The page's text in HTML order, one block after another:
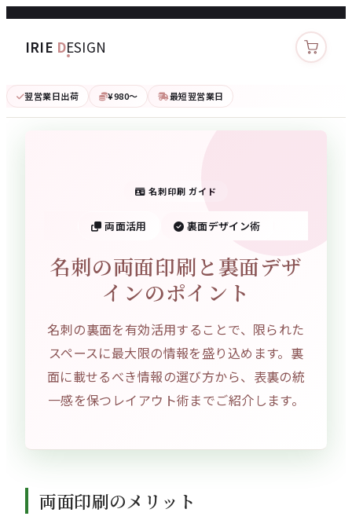
IRIE DESIGN カート
翌営業日出荷 ¥980〜 最短翌営業日
名刺印刷 ガイド
両面活用 裏面デザイン術
名刺の両面印刷と裏面デザ
インのポイント
名刺の裏面を有効活用することで、限られた
スペースに最大限の情報を盛り込めます。裏
面に載せるべき情報の選び方から、表裏の統
一感を保つレイアウト術までご紹介します。
両面印刷のメリット